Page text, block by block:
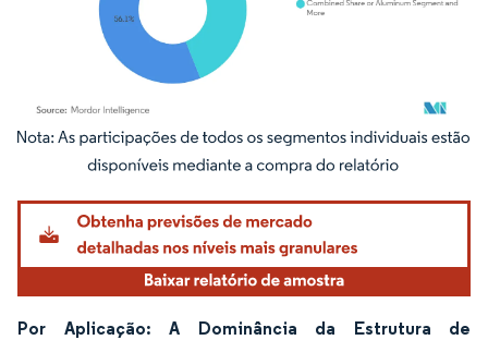
Imagem © Mordor Intelligence. O reuso requer atribuição conforme CC BY 4.0.
Por Aplicação: A Dominância da Estrutura de